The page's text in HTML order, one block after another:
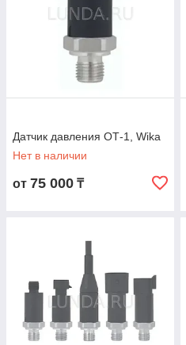
Датчик давления ОТ-1, Wika
Нет в наличии
от 75 000 ₸